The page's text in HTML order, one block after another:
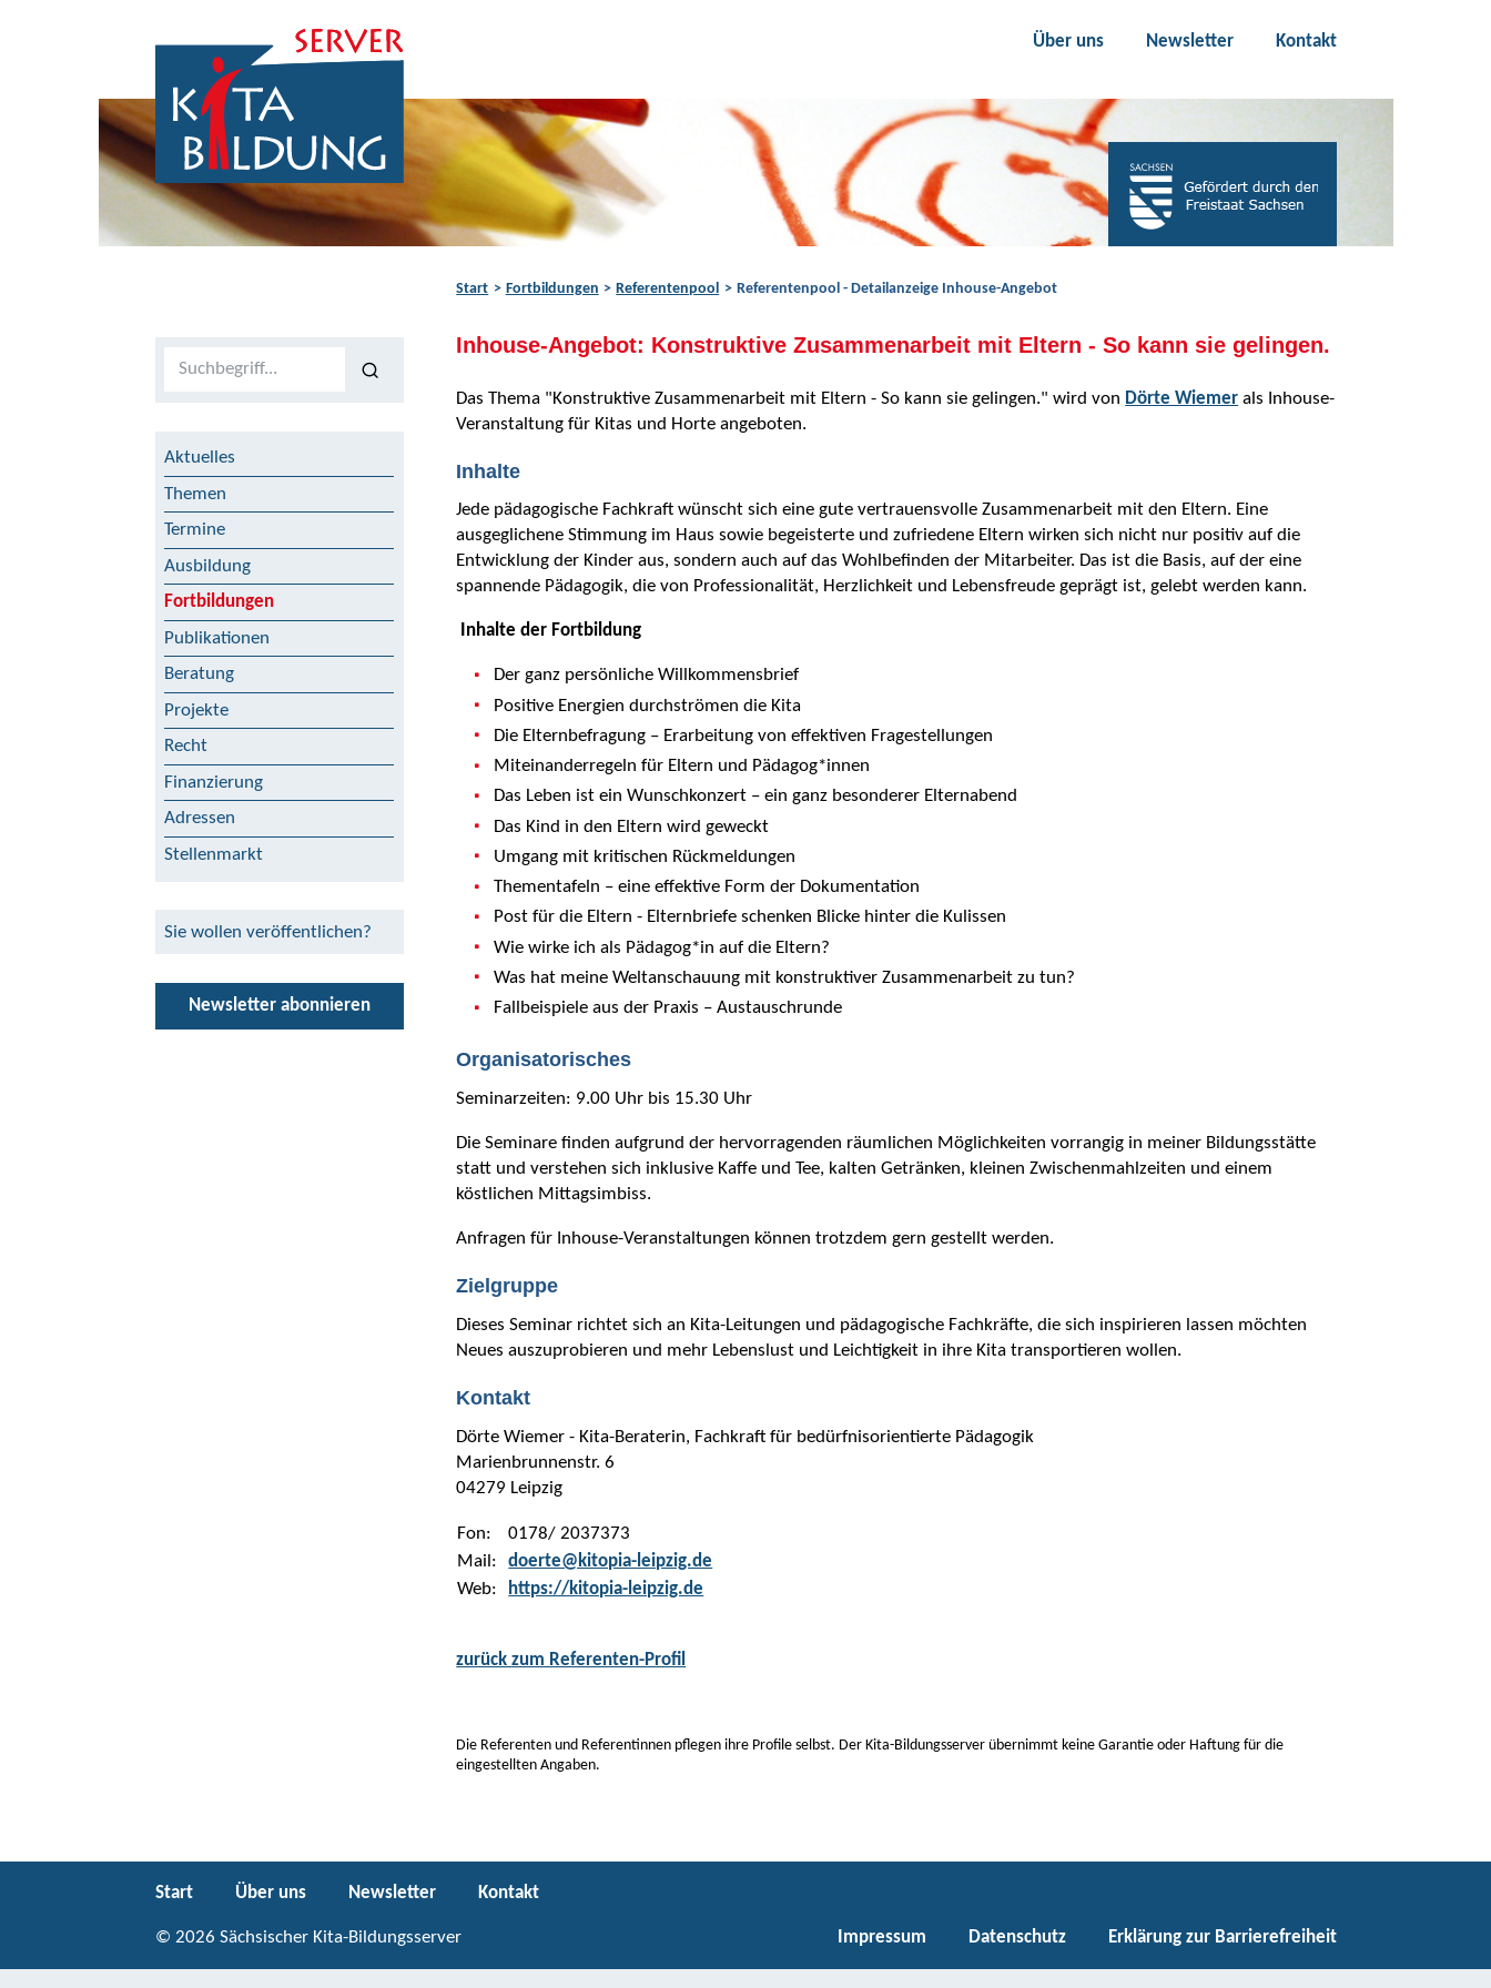
Über uns
Newsletter Kontakt
Start Fortbildungen Referentenpool Referentenpool - Detailanzeige Inhouse-Angebot
Volltextsuche
Aktuelles
Themen
Termine
Ausbildung
Fortbildungen
Publikationen
Beratung
Projekte
Recht
Finanzierung
Adressen
Stellenmarkt
Sie wollen veröffentlichen?
Newsletter abonnieren
Inhouse-Angebot: Konstruktive Zusammenarbeit mit Eltern - So kann sie gelingen.
Das Thema "Konstruktive Zusammenarbeit mit Eltern - So kann sie gelingen." wird von Dörte Wiemer als Inhouse-
Veranstaltung für Kitas und Horte angeboten.
Inhalte
Jede pädagogische Fachkraft wünscht sich eine gute vertrauensvolle Zusammenarbeit mit den Eltern. Eine
ausgeglichene Stimmung im Haus sowie begeisterte und zufriedene Eltern wirken sich nicht nur positiv auf die
Entwicklung der Kinder aus, sondern auch auf das Wohlbefinden der Mitarbeiter. Das ist die Basis, auf der eine
spannende Pädagogik, die von Professionalität, Herzlichkeit und Lebensfreude geprägt ist, gelebt werden kann.
Inhalte der Fortbildung
Der ganz persönliche Willkommensbrief
Positive Energien durchströmen die Kita
Die Elternbefragung – Erarbeitung von effektiven Fragestellungen
Miteinanderregeln für Eltern und Pädagog*innen
Das Leben ist ein Wunschkonzert – ein ganz besonderer Elternabend
Das Kind in den Eltern wird geweckt
Umgang mit kritischen Rückmeldungen
Thementafeln – eine effektive Form der Dokumentation
Post für die Eltern - Elternbriefe schenken Blicke hinter die Kulissen
Wie wirke ich als Pädagog*in auf die Eltern?
Was hat meine Weltanschauung mit konstruktiver Zusammenarbeit zu tun?
Fallbeispiele aus der Praxis – Austauschrunde
Organisatorisches
Seminarzeiten: 9.00 Uhr bis 15.30 Uhr
Die Seminare finden aufgrund der hervorragenden räumlichen Möglichkeiten vorrangig in meiner Bildungsstätte
statt und verstehen sich inklusive Kaffe und Tee, kalten Getränken, kleinen Zwischenmahlzeiten und einem
köstlichen Mittagsimbiss.
Anfragen für Inhouse-Veranstaltungen können trotzdem gern gestellt werden.
Zielgruppe
Dieses Seminar richtet sich an Kita-Leitungen und pädagogische Fachkräfte, die sich inspirieren lassen möchten
Neues auszuprobieren und mehr Lebenslust und Leichtigkeit in ihre Kita transportieren wollen.
Kontakt
Dörte Wiemer - Kita-Beraterin, Fachkraft für bedürfnisorientierte Pädagogik
Marienbrunnenstr. 6
04279 Leipzig
Fon:
0178/ 2037373
Mail:
doerte@kitopia-leipzig.de
Web:
https://kitopia-leipzig.de
zurück zum Referenten-Profil
Die Referenten und Referentinnen pflegen ihre Profile selbst. Der Kita-Bildungsserver übernimmt keine Garantie oder Haftung für die
eingestellten Angaben.
Start Über uns Newsletter Kontakt
Impressum Datenschutz Erklärung zur Barrierefreiheit
© 2026 Sächsischer Kita-Bildungsserver